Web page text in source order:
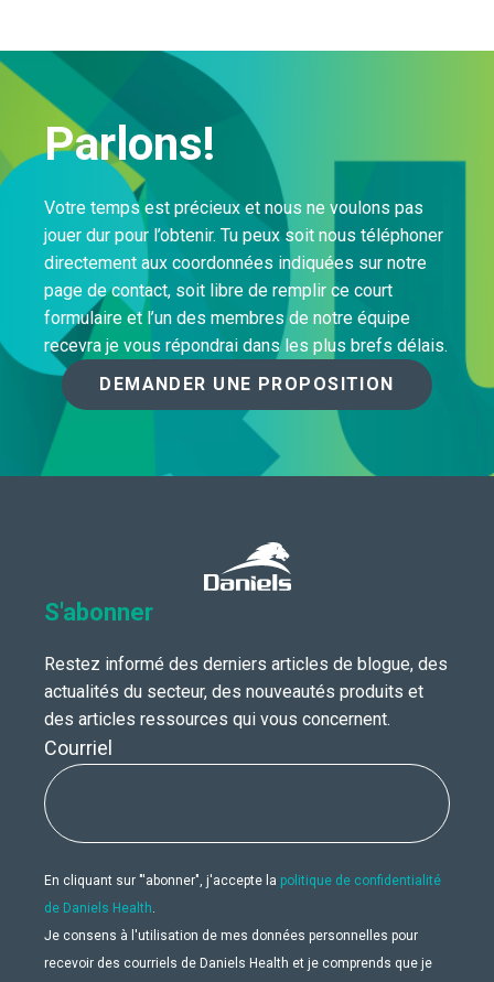
Parlons!
Votre temps est précieux et nous ne voulons pas
jouer dur pour l’obtenir. Tu peux soit nous téléphoner
directement aux coordonnées indiquées sur notre
page de contact, soit libre de remplir ce court
formulaire et l’un des membres de notre équipe
recevra je vous répondrai dans les plus brefs délais.
DEMANDER UNE PROPOSITION
S'abonner
Restez informé des derniers articles de blogue, des
actualités du secteur, des nouveautés produits et
des articles ressources qui vous concernent.
Courriel
En cliquant sur "'abonner", j'accepte la politique de confidentialité
de Daniels Health.
Je consens à l'utilisation de mes données personnelles pour
recevoir des courriels de Daniels Health et je comprends que je